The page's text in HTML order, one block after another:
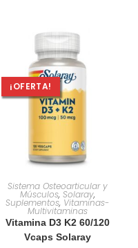
¡OFERTA!
SELECCIONAR OPCIONES
Sistema Osteoarticular y
Músculos, Solaray,
Suplementos, Vitaminas-
Multivitaminas
Vitamina D3 K2 60/120
Vcaps Solaray